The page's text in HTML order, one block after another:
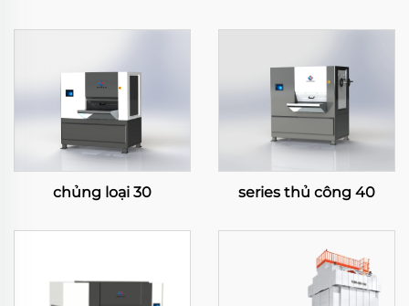
chủng loại 30 series thủ công 40